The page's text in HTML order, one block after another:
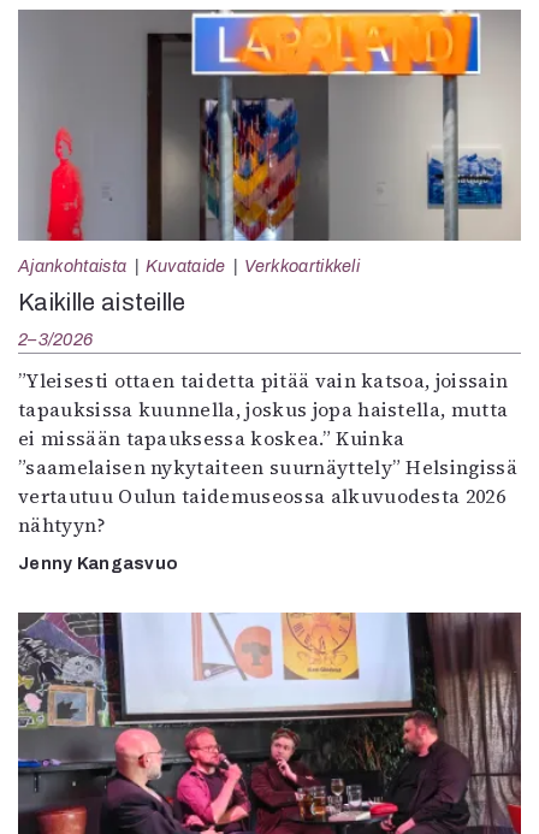
Ajankohtaista Kuvataide Verkkoartikkeli
Kaikille aisteille
2–3/2026
”Yleisesti ottaen taidetta pitää vain katsoa, joissain
tapauksissa kuunnella, joskus jopa haistella, mutta
ei missään tapauksessa koskea.” Kuinka
”saamelaisen nykytaiteen suurnäyttely” Helsingissä
vertautuu Oulun taidemuseossa alkuvuodesta 2026
nähtyyn?
Jenny Kangasvuo